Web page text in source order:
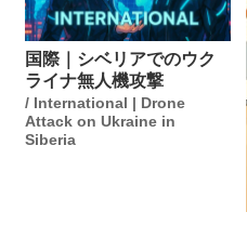
国際｜シベリアでのウク
ライナ無人機攻撃
/ International | Drone
Attack on Ukraine in
Siberia